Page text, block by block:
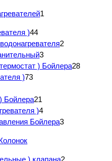
1
)44
2
3
) Бойлера28
)73
Бойлера21
)4
Бойлера3